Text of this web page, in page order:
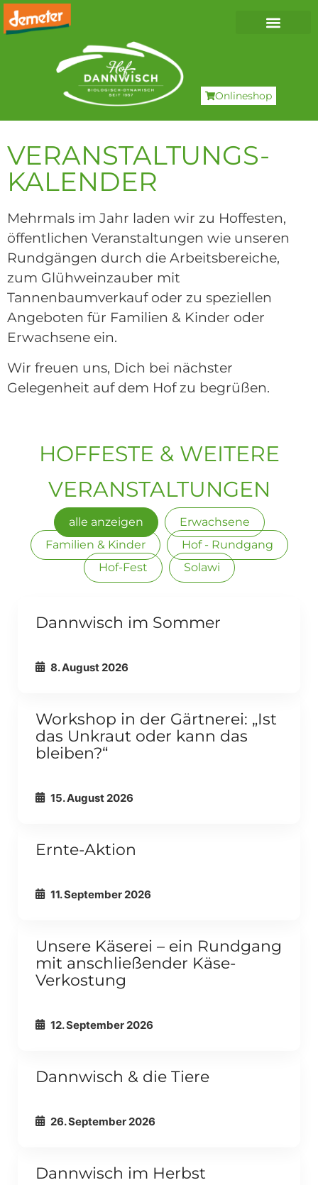
Onlineshop
VERANSTALTUNGS-
KALENDER
Mehrmals im Jahr laden wir zu Hoffesten,
öffentlichen Veranstaltungen wie unseren
Rundgängen durch die Arbeitsbereiche,
zum Glühweinzauber mit
Tannenbaumverkauf oder zu speziellen
Angeboten für Familien & Kinder oder
Erwachsene ein.
Wir freuen uns, Dich bei nächster
Gelegenheit auf dem Hof zu begrüßen.
HOFFESTE & WEITERE
VERANSTALTUNGEN
alle anzeigen
Erwachsene
Familien & Kinder
Hof - Rundgang
Hof-Fest
Solawi
Externer Link
Dannwisch im Sommer
8. August 2026
Externer Link
ALLE ANZEIGEN ERWACHSENE
Workshop in der Gärtnerei: „Ist
das Unkraut oder kann das
bleiben?“
15. August 2026
Externer Link
Ernte-Aktion
11. September 2026
Externer Link
ALLE ANZEIGEN ALLGEMEIN
Unsere Käserei – ein Rundgang
mit anschließender Käse-
Verkostung
12. September 2026
Externer Link
Dannwisch & die Tiere
26. September 2026
Externer Link
Dannwisch im Herbst